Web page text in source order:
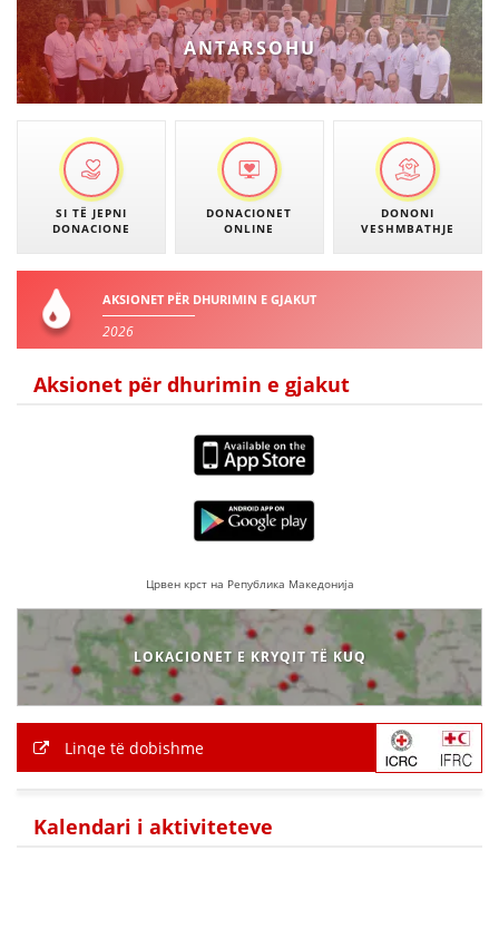
ANTARSOHU
SI TË JEPNI
DONACIONE
DONACIONET
ONLINE
DONONI
VESHMBATHJE
AKSIONET PËR DHURIMIN E GJAKUT
2026
Aksionet për dhurimin e gjakut
Црвен крст на Република Македонија
LOKACIONET E KRYQIT TË KUQ
Linqe të dobishme
Kalendari i aktiviteteve